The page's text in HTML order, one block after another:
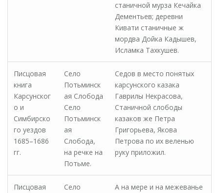
станичной мурза Кечайка
Дементьев; деревни
Кивати станичные ж
мордва Дойка Кадышев,
Исламка Тахкушев.
Писцовая
книга
Карсунског
о и
Симбирско
го уездов
1685–1686
гг.
Село
Потьминск
ая Слобода
Село
Потьминск
ая
Слобода,
на речке на
Потьме.
Седов в место понятых
карсунского казака
Гаврилы Некрасова,
Станичной слободы
казаков же Петра
Григорьева, Якова
Петрова по их веленью
руку приложил.
Писцовая
Село
А на мере и на межеванье